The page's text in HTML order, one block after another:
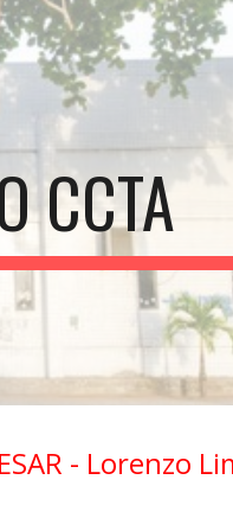
to navigation
CCTA
- Lorenzo